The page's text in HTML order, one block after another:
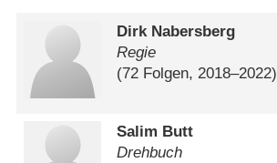
Dirk Nabersberg
Regie
(72 Folgen, 2018⁠–⁠2022)
Salim Butt
Drehbuch